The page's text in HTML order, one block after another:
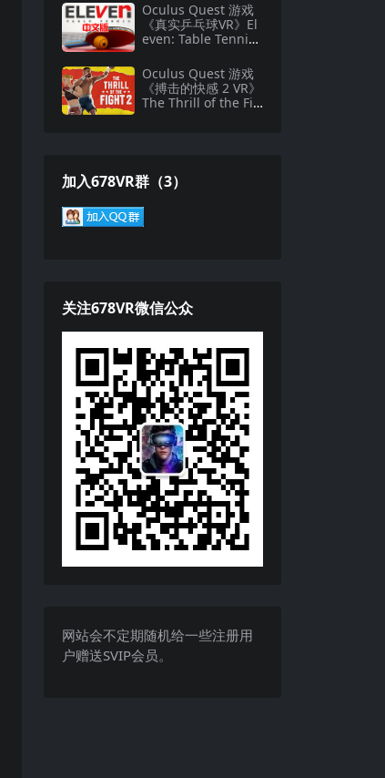
Oculus Quest 游戏
《真实乒乓球VR》El
even: Table Tennis
Oculus Quest 游戏
《搏击的快感 2 VR》
The Thrill of the Fig
加入678VR群（3）
关注678VR微信公众
网站会不定期随机给一些注册用
户赠送SVIP会员。